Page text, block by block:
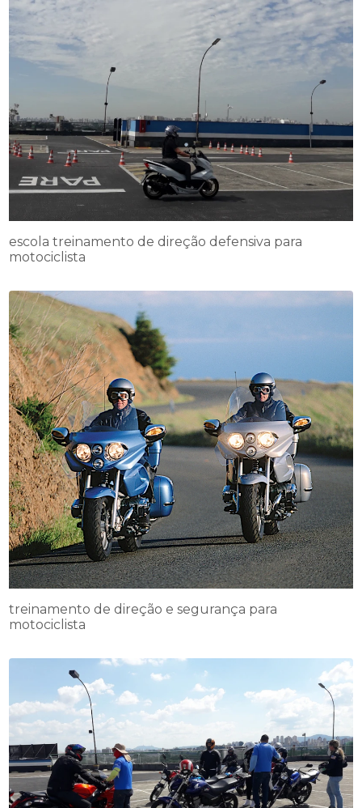
escola treinamento de direção defensiva para
motociclista
treinamento de direção e segurança para
motociclista